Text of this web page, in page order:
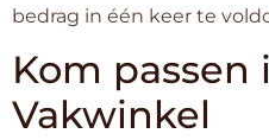
bedrag in één keer te
Kom passen
Vakwinkel